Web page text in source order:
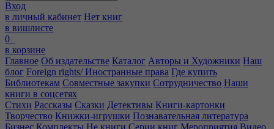
Вход
в личный кабинет Нет книг
в вишлисте
0
в корзине
Главное Об издательстве Каталог Авторы и Художники Наш
блог Foreign rights/ Иностранные права Где купить
Библиотекам Совместные закупки Сотрудничество Наши
книги в соцсетях
Стихи Рассказы Сказки Детективы Книги-картонки
Творчество Книжки-игрушки Познавательная литература